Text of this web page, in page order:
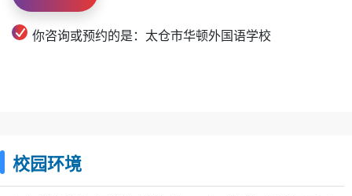
你咨询或预约的是：太仓市华顿外国语学校
校园环境